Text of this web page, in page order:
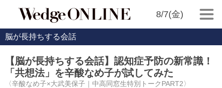
8/7(金)
脳が長持ちする会話
【脳が長持ちする会話】認知症予防の新常識！
「共想法」を辛酸なめ子が試してみた
〈辛酸なめ子×大武美保子｜中高同窓生特別トークPART2〉